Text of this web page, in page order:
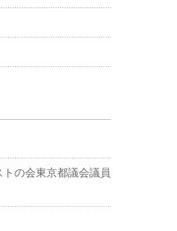
の会東京都議会議員